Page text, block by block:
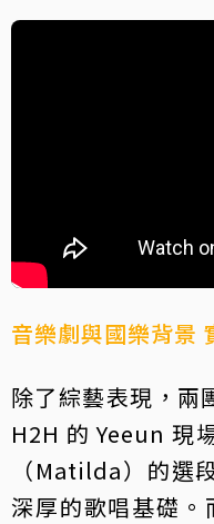
音樂劇與國樂背景
除了綜藝表現，兩
H2H 的 Yeeun 現
（Matilda）的選
深厚的歌唱基礎